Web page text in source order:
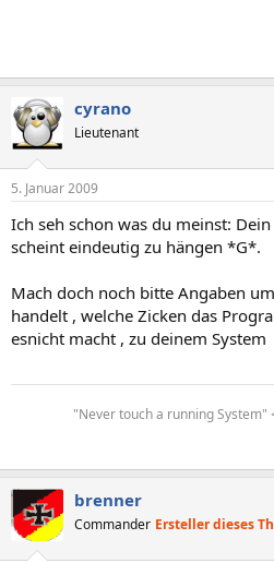
cyrano
Lieutenant
5. Januar 2009
Ich seh schon was du meinst:
scheint eindeutig zu hängen *G*.
Mach doch noch bitte Angaben
handelt , welche Zicken das
esnicht macht , zu deinem System
"Never touch a running System"
brenner
Commander Ersteller dieses